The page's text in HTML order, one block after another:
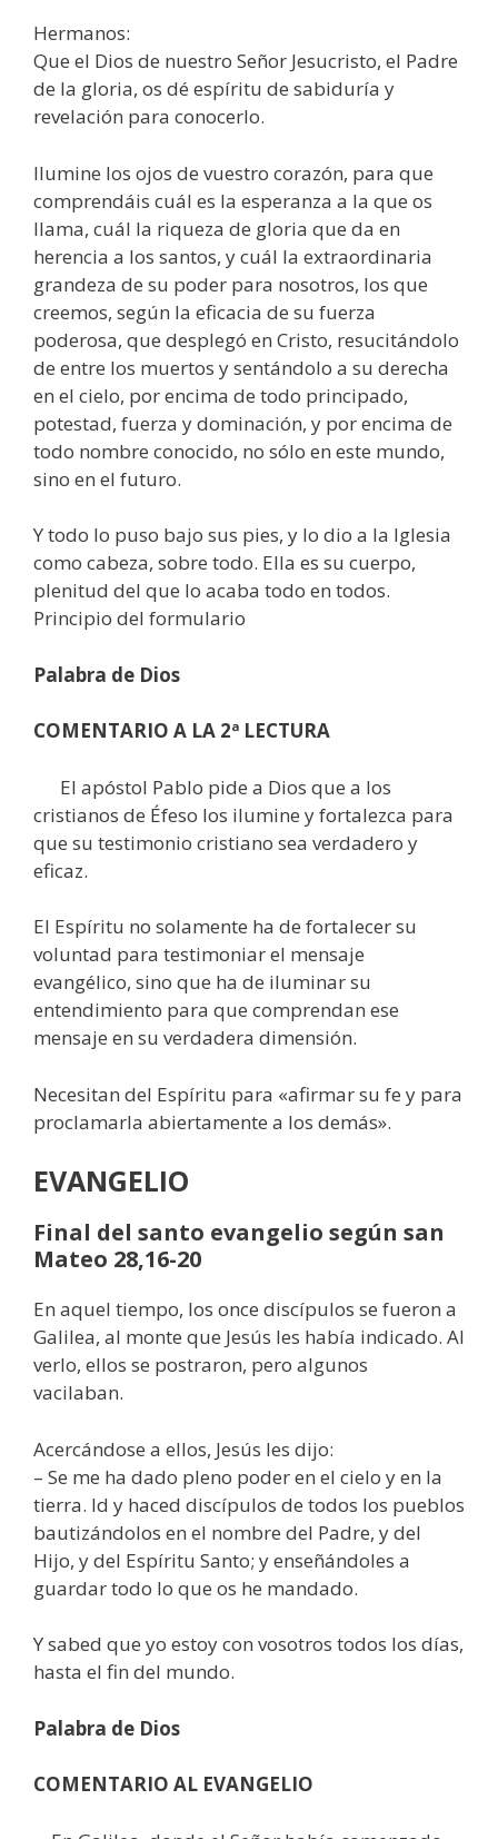
Hermanos:
Que el Dios de nuestro Señor Jesucristo, el Padre
de la gloria, os dé espíritu de sabiduría y
revelación para conocerlo.
Ilumine los ojos de vuestro corazón, para que
comprendáis cuál es la esperanza a la que os
llama, cuál la riqueza de gloria que da en
herencia a los santos, y cuál la extraordinaria
grandeza de su poder para nosotros, los que
creemos, según la eficacia de su fuerza
poderosa, que desplegó en Cristo, resucitándolo
de entre los muertos y sentándolo a su derecha
en el cielo, por encima de todo principado,
potestad, fuerza y dominación, y por encima de
todo nombre conocido, no sólo en este mundo,
sino en el futuro.
Y todo lo puso bajo sus pies, y lo dio a la Iglesia
como cabeza, sobre todo. Ella es su cuerpo,
plenitud del que lo acaba todo en todos.
Principio del formulario
Palabra de Dios
COMENTARIO A LA 2ª LECTURA
El apóstol Pablo pide a Dios que a los
cristianos de Éfeso los ilumine y fortalezca para
que su testimonio cristiano sea verdadero y
eficaz.
El Espíritu no solamente ha de fortalecer su
voluntad para testimoniar el mensaje
evangélico, sino que ha de iluminar su
entendimiento para que comprendan ese
mensaje en su verdadera dimensión.
Necesitan del Espíritu para «afirmar su fe y para
proclamarla abiertamente a los demás».
EVANGELIO
Final del santo evangelio según san
Mateo 28,16-20
En aquel tiempo, los once discípulos se fueron a
Galilea, al monte que Jesús les había indicado. Al
verlo, ellos se postraron, pero algunos
vacilaban.
Acercándose a ellos, Jesús les dijo:
– Se me ha dado pleno poder en el cielo y en la
tierra. Id y haced discípulos de todos los pueblos
bautizándolos en el nombre del Padre, y del
Hijo, y del Espíritu Santo; y enseñándoles a
guardar todo lo que os he mandado.
Y sabed que yo estoy con vosotros todos los días,
hasta el fin del mundo.
Palabra de Dios
COMENTARIO AL EVANGELIO